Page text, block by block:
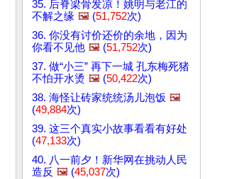
35. 后脊梁骨发凉！姚明与老江的
不解之缘 🖼️ (51,752次)
36. 你没有讨价还价的余地，因为
你看不见他 🖼️ (51,752次)
37. 做“小三” 再下一城 孔东梅死猪
不怕开水烫 🖼️ (50,422次)
38. 海怪让砖家统统汤儿泡饭 🖼️
(49,884次)
39. 这三个真实小故事看看有好处
(47,133次)
40. 八一前夕！新华网在挑动人民
造反 🖼️ (45,037次)